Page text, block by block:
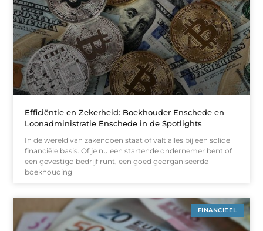
Efficiëntie en Zekerheid: Boekhouder Enschede en
Loonadministratie Enschede in de Spotlights
In de wereld van zakendoen staat of valt alles bij een solide
financiële basis. Of je nu een startende ondernemer bent of
een gevestigd bedrijf runt, een goed georganiseerde
boekhouding
FINANCIEEL